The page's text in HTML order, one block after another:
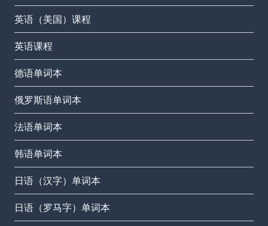
英语（美国）课程
英语课程
德语单词本
俄罗斯语单词本
法语单词本
韩语单词本
日语（汉字）单词本
日语（罗马字）单词本